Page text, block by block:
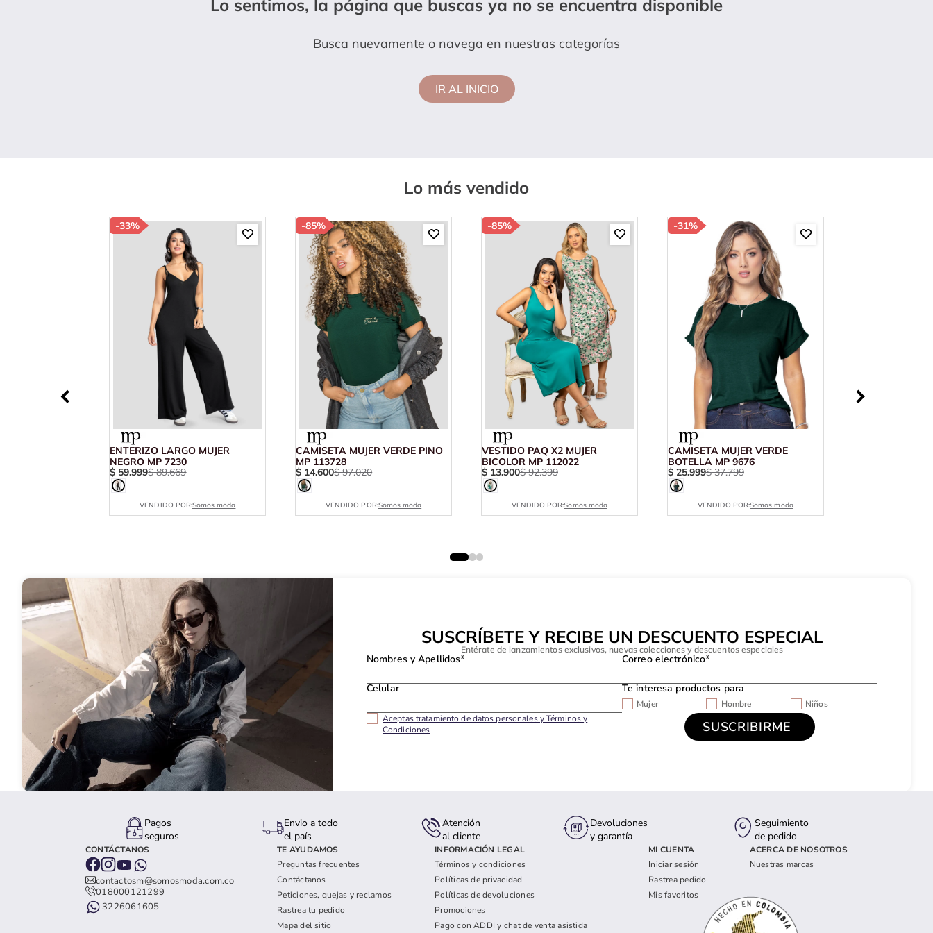
Lo sentimos, la página que buscas ya no se encuentra disponible
Busca nuevamente o navega en nuestras categorías
IR AL INICIO
Lo más vendido
-33%
ENTERIZO LARGO MUJER
NEGRO MP 7230
$ 59.999$ 89.669
VENDIDO POR:Somos moda
-85%
CAMISETA MUJER VERDE PINO
MP 113728
$ 14.600$ 97.020
VENDIDO POR:Somos moda
-85%
VESTIDO PAQ X2 MUJER
BICOLOR MP 112022
$ 13.900$ 92.399
VENDIDO POR:Somos moda
-31%
CAMISETA MUJER VERDE
BOTELLA MP 9676
$ 25.999$ 37.799
VENDIDO POR:Somos moda
SUSCRÍBETE Y RECIBE UN DESCUENTO ESPECIAL
Entérate de lanzamientos exclusivos, nuevas colecciones y descuentos especiales
Nombres y Apellidos* Correo electrónico*
Celular Te interesa productos para
Mujer Hombre
Niños
Aceptas tratamiento de datos personales y Términos y
Condiciones
Pagos
seguros
Envio a todo
el país
Atención
al cliente
Devoluciones
y garantía
Seguimiento
de pedido
CONTÁCTANOS
contactosm@somosmoda.com.co
018000121299
3226061605
TE AYUDAMOS
Preguntas frecuentes
Contáctanos
Peticiones, quejas y reclamos
Rastrea tu pedido
Mapa del sitio
INFORMACIÓN LEGAL
Términos y condiciones
Políticas de privacidad
Políticas de devoluciones
Promociones
Pago con ADDI y chat de venta asistida
MI CUENTA
Iniciar sesión
Rastrea pedido
Mis favoritos
ACERCA DE NOSOTROS
Nuestras marcas
10. camibuzo